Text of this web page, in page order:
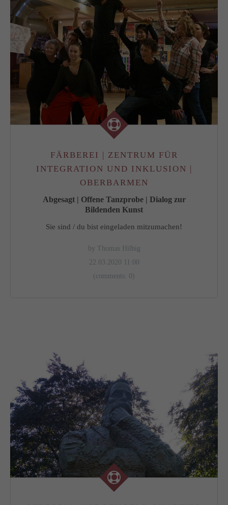
FÄRBEREI | ZENTRUM FÜR
INTEGRATION UND INKLUSION |
OBERBARMEN
Abgesagt | Offene Tanzprobe | Dialog zur
Bildenden Kunst
Sie sind / du bist eingeladen mitzumachen!
by Thomas Hilbig
22.03.2020 11:00
(comments: 0)